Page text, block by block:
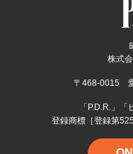
株式
〒468-0015
「P.D.R.」
登録商標［登録第